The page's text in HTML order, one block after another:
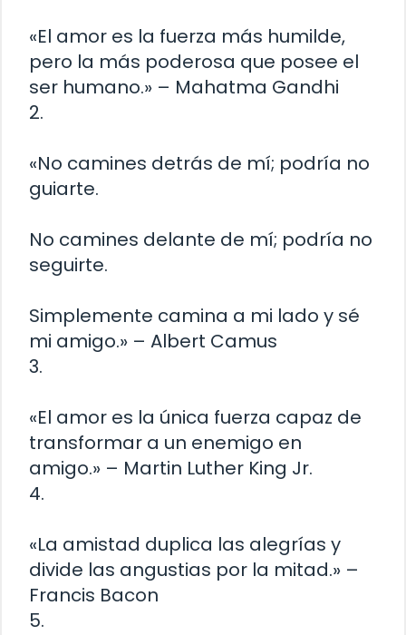
«El amor es la fuerza más humilde,
pero la más poderosa que posee el
ser humano.» – Mahatma Gandhi
2.
«No camines detrás de mí; podría no
guiarte.
No camines delante de mí; podría no
seguirte.
Simplemente camina a mi lado y sé
mi amigo.» – Albert Camus
3.
«El amor es la única fuerza capaz de
transformar a un enemigo en
amigo.» – Martin Luther King Jr.
4.
«La amistad duplica las alegrías y
divide las angustias por la mitad.» –
Francis Bacon
5.